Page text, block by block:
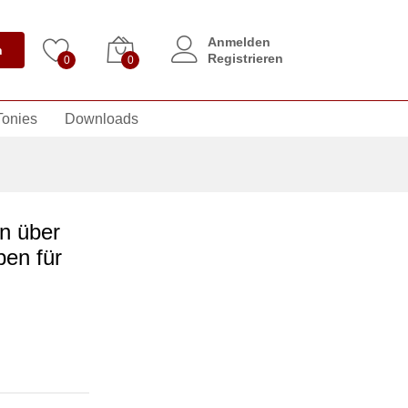
0 0
Anmelden
Registrieren
Downloads
über
für